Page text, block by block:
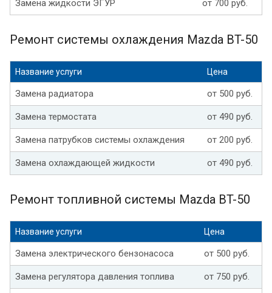
Замена жидкости ЭГУР от 700 руб.
Ремонт системы охлаждения Mazda BT-50
Название услуги Цена
Замена радиатора от 500 руб.
Замена термостата от 490 руб.
Замена патрубков системы охлаждения от 200 руб.
Замена охлаждающей жидкости от 490 руб.
Ремонт топливной системы Mazda BT-50
Название услуги Цена
Замена электрического бензонасоса от 500 руб.
Замена регулятора давления топлива от 750 руб.